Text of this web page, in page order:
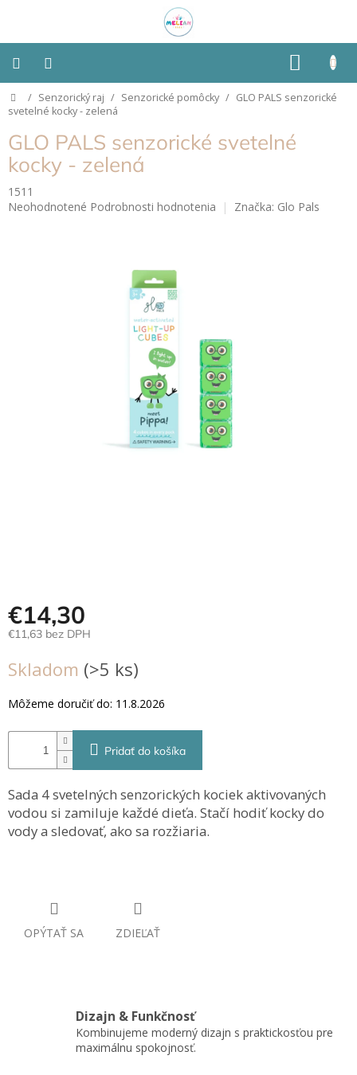
KOŠÍK
Montessori
Detská
izba
Senzorické
pomôcky
Domov
/ Senzorický raj / Senzorické pomôcky / GLO PALS senzorické
svetelné kocky - zelená
GLO PALS senzorické svetelné
kocky - zelená
1511
Priemerné
Neohodnotené Podrobnosti hodnotenia Značka: Glo Pals
€14,30
€11,63 bez DPH
cena:
Skladom (>5 ks)
Môžeme doručiť do: 11.8.2026
Pridať do košíka
Sada 4 svetelných senzorických kociek aktivovaných
vodou si zamiluje každé dieťa. Stačí hodiť kocky do
vody a sledovať, ako sa rozžiaria.
OPÝTAŤ SA ZDIEĽAŤ
Dizajn & Funkčnosť
Kombinujeme moderný dizajn s praktickosťou pre
maximálnu spokojnosť.